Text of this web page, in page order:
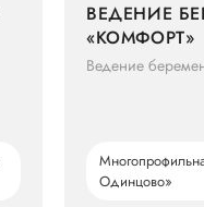
ВЕДЕНИЕ
«КОМФОРТ»
Ведение
Одинцово»